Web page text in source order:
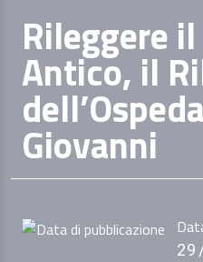
Rileggere
Antico, il
Giovanni